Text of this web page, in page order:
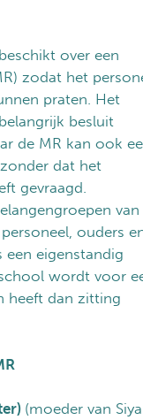
over een
zodat het
praten. Het
besluit
de MR kan ook
dat het
gevraagd.
van
ouders
een eigenstandig
wordt voor
heeft dan zitting
(moeder van